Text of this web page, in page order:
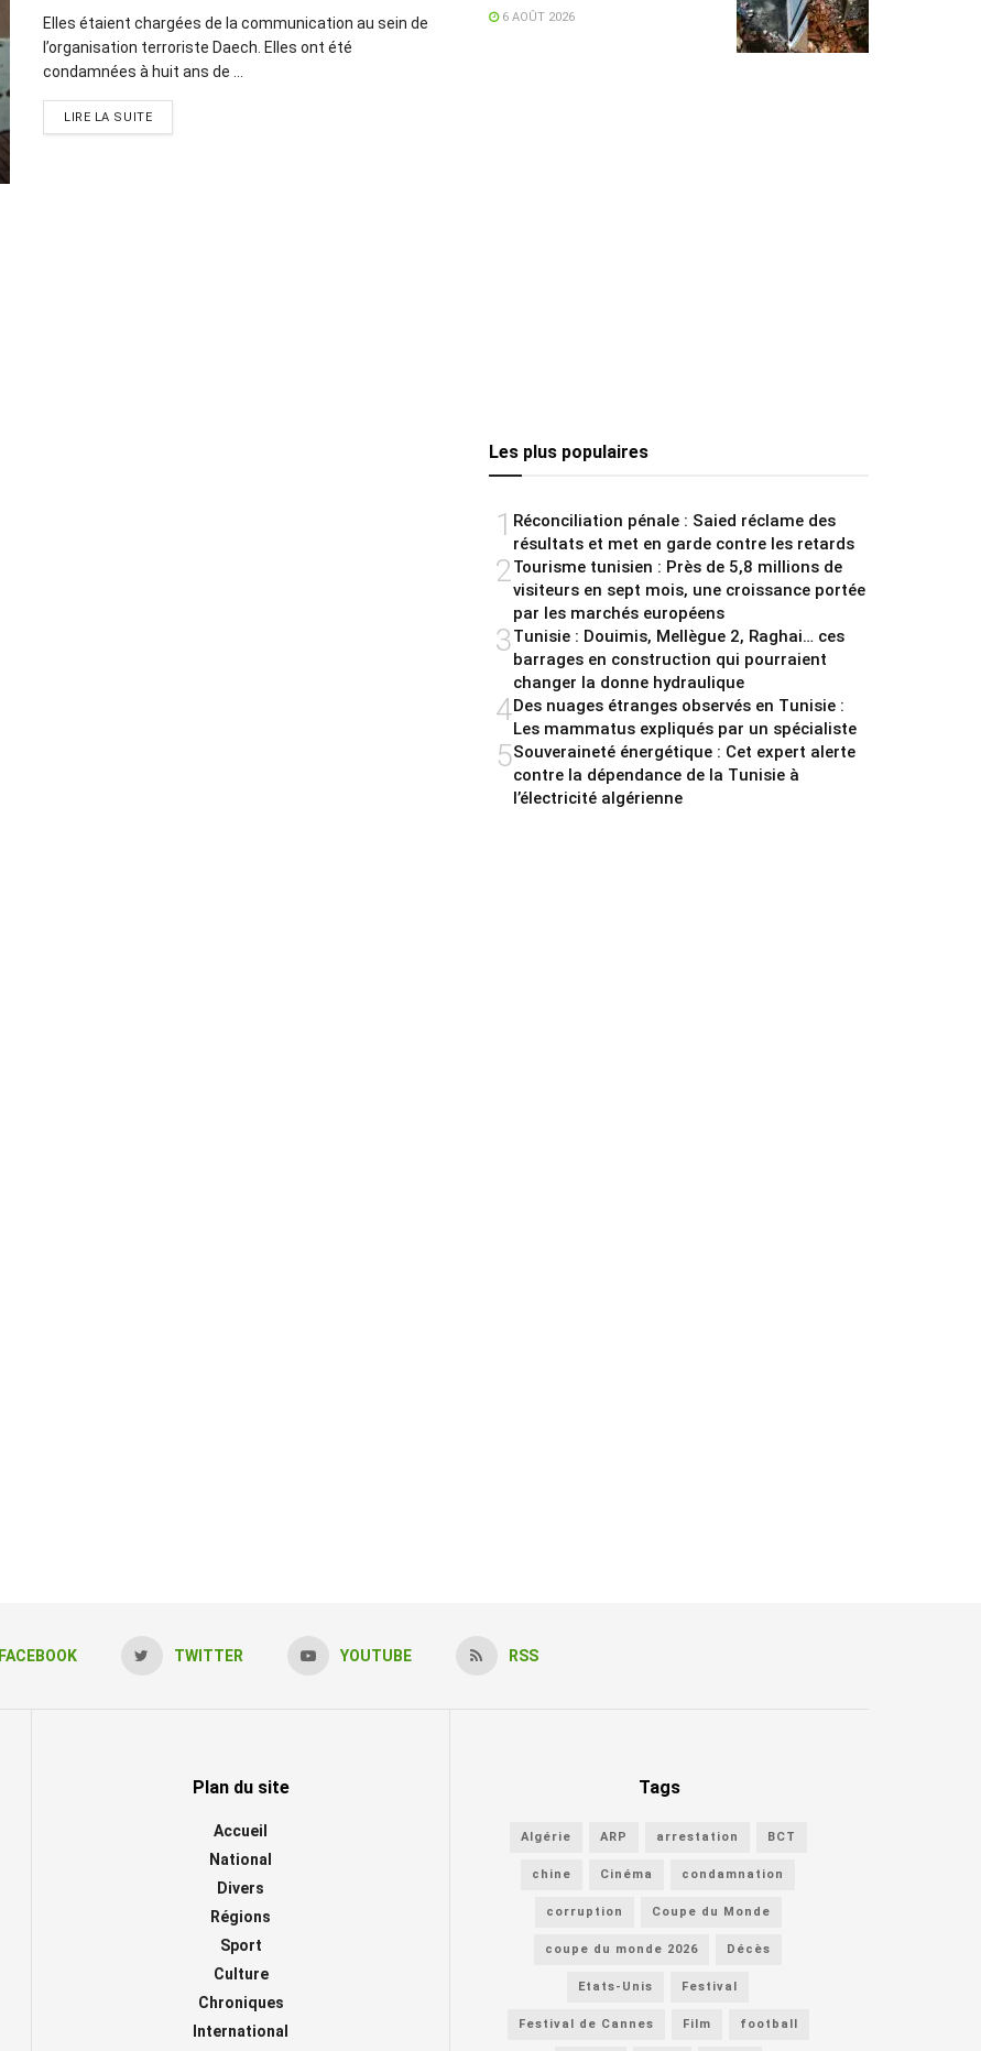
Elles étaient chargées de la communication au sein de
l’organisation terroriste Daech. Elles ont été
condamnées à huit ans de ...
LIRE LA SUITE
accuse la STEG et la SONEDE
6 AOÛT 2026
Les plus populaires
1 Réconciliation pénale : Saied réclame des
résultats et met en garde contre les retards
2Tourisme tunisien : Près de 5,8 millions de
visiteurs en sept mois, une croissance portée
par les marchés européens
3Tunisie : Douimis, Mellègue 2, Raghai… ces
barrages en construction qui pourraient
changer la donne hydraulique
4Des nuages étranges observés en Tunisie :
Les mammatus expliqués par un spécialiste
5Souveraineté énergétique : Cet expert alerte
contre la dépendance de la Tunisie à
l’électricité algérienne
FACEBOOK TWITTER YOUTUBE RSS
Plan du site
Accueil
National
Divers
Régions
Sport
Culture
Chroniques
International
Tags
Algérie ARP arrestation BCT
chine Cinéma condamnation
corruption Coupe du Monde
coupe du monde 2026 Décès
Etats-Unis Festival
Festival de Cannes Film football